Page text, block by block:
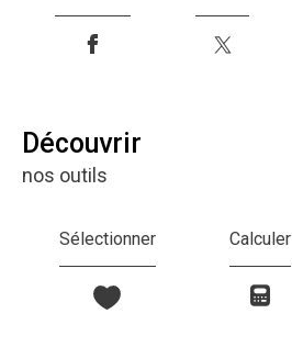
découvrir
nos outils
Sélectionner Calculer